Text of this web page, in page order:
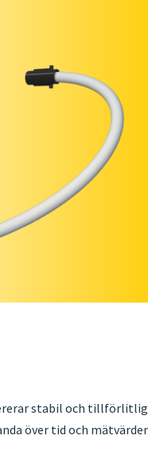
stabil och tillförlitlig
över tid och